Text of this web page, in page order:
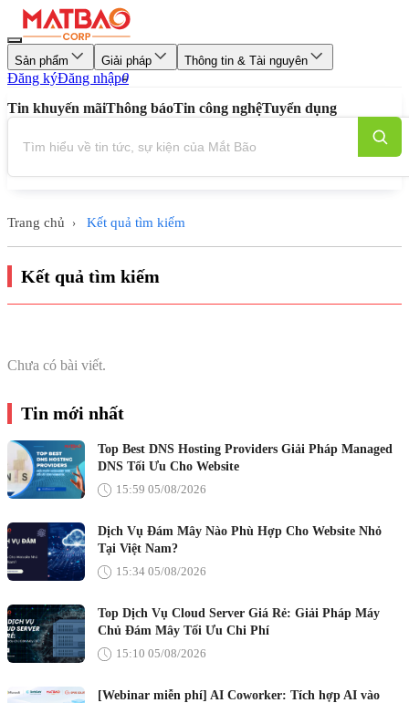
Sản phẩm Giải pháp Thông tin & Tài nguyên
Đăng kýĐăng nhập0
Tin khuyến mãiThông báoTin công nghệTuyển dụng
Trang chủ › Kết quả tìm kiếm
Kết quả tìm kiếm
Chưa có bài viết.
Tin mới nhất
Top Best DNS Hosting Providers Giải Pháp Managed
DNS Tối Ưu Cho Website
15:59 05/08/2026
Dịch Vụ Đám Mây Nào Phù Hợp Cho Website Nhỏ
Tại Việt Nam?
15:34 05/08/2026
Top Dịch Vụ Cloud Server Giá Rẻ: Giải Pháp Máy
Chủ Đám Mây Tối Ưu Chi Phí
15:10 05/08/2026
[Webinar miễn phí] AI Coworker: Tích hợp AI vào